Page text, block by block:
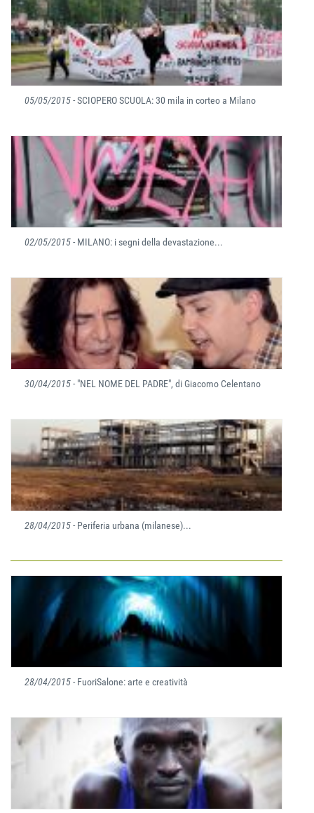
05/05/2015- SCIOPERO SCUOLA: 30 mila in corteo a Milano
02/05/2015- MILANO: i segni della devastazione...
30/04/2015- "NEL NOME DEL PADRE", di Giacomo Celentano
28/04/2015- Periferia urbana (milanese)...
28/04/2015- FuoriSalone: arte e creatività